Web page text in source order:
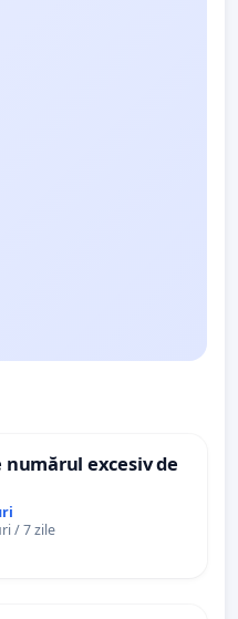
numărul excesiv de
/ 7 zile